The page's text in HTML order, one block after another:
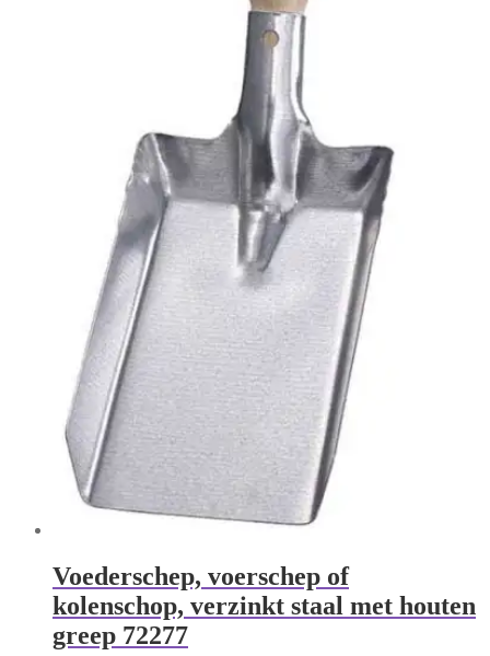
Voederschep, voerschep of
kolenschop, verzinkt staal met houten
greep 72277